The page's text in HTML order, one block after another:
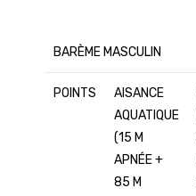
BARÈME MASCULIN
POINTS
AISANCE
AQUATIQUE
(15 M
APNÉE +
85 M